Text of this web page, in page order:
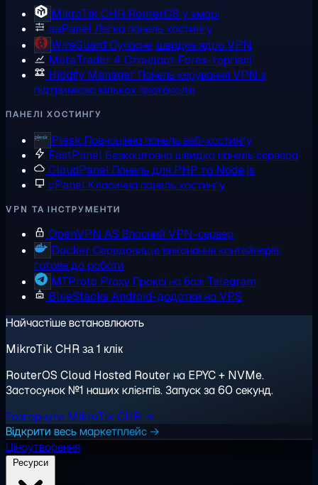
MikroTik CHR RouterOS у хмарі
aaPanelЛегка панель хостингу
WireGuard Сучасне, швидке ядро VPN
MetaTrader 4 Стандарт Forex-торгівлі
Hiddify Manager Панель керування VPN з
підтримкою кількох протоколів
ПАНЕЛІ ХОСТИНГУ
Plesk Повноцінна панель веб-хостингу
FastPanelБезкоштовна швидка панель сервера
CloudPanel Панель для PHP та Node.js
cPanelКласична панель хостингу
VPN ТА ІНСТРУМЕНТИ
OpenVPN AS Власний VPN-сервер
Docker Середовище виконання контейнерів,
готове до роботи
MTProto Proxy Проксі на базі Telegram
BlueStacks Android-додатки на VPS
Найчастіше встановлюють
MikroTik CHR за 1 клік
RouterOS Cloud Hosted Router на EPYC + NVMe.
Застосунок №1 наших клієнтів. Запуск за 60 секунд.
Розгорнути MikroTik CHR →
Відкрити весь маркетплейс →
Ціноутворення